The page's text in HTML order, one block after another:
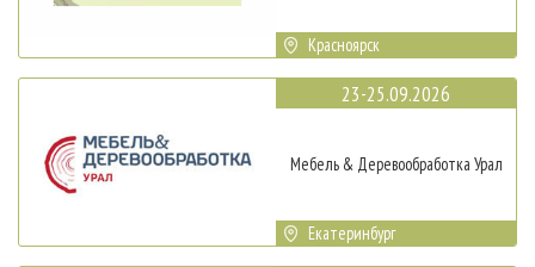
Красноярск
23-25.09.2026
Мебель & Деревообработка Урал
Екатеринбург